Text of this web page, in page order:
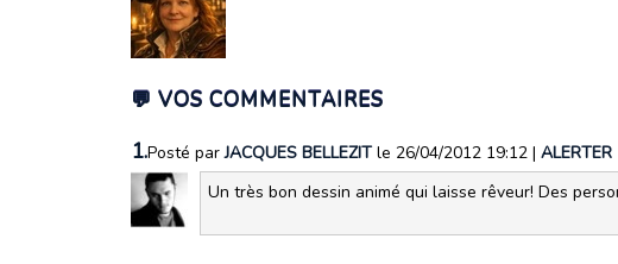
💬 VOS COMMENTAIRES
1.Posté parJACQUES BELLEZITle 26/04/2012 19:12 | ALERTER
Un très bon dessin animé qui laisse rêveur! Des